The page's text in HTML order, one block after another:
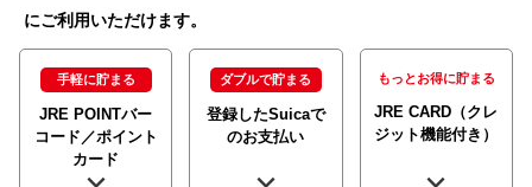
にご利用いただけます。
手軽に貯まる
JRE POINTバー
コード／ポイント
カード
ダブルで貯まる
登録したSuicaで
のお支払い
もっとお得に貯まる
JRE CARD （クレ
ジット機能付き）